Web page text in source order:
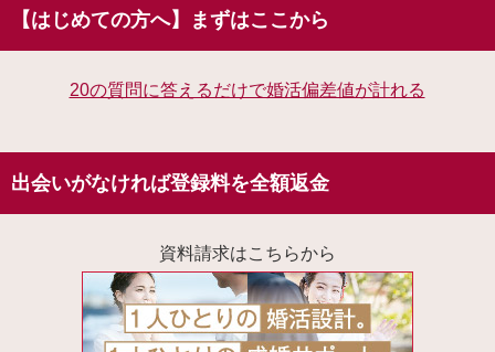
【はじめての方へ】まずはここから
20の質問に答えるだけで婚活偏差値が計れる
出会いがなければ登録料を全額返金
資料請求はこちらから